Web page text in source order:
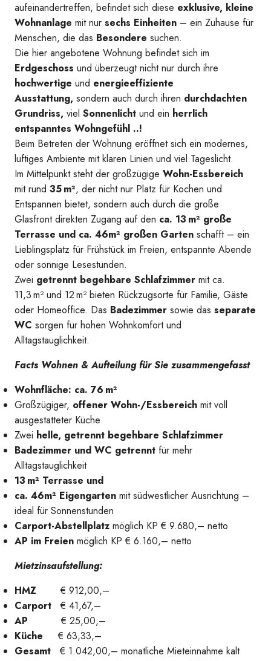
Ansicht Haus 1
aufeinandertreffen, befindet sich diese exklusive, kleine
Wohnanlage mit nur sechs Einheiten – ein Zuhause für
Menschen, die das Besondere suchen.
Die hier angebotene Wohnung befindet sich im
Erdgeschoss und überzeugt nicht nur durch ihre
hochwertige und energieeffiziente
Ausstattung, sondern auch durch ihren durchdachten
Grundriss, viel Sonnenlicht und ein herrlich
entspanntes Wohngefühl ..!
Beim Betreten der Wohnung eröffnet sich ein modernes,
luftiges Ambiente mit klaren Linien und viel Tageslicht.
Im Mittelpunkt steht der großzügige Wohn-Essbereich
mit rund 35 m², der nicht nur Platz für Kochen und
Entspannen bietet, sondern auch durch die große
Glasfront direkten Zugang auf den ca. 13 m² große
Terrasse und ca. 46m² großen Garten schafft – ein
Lieblingsplatz für Frühstück im Freien, entspannte Abende
oder sonnige Lesestunden.
Zwei getrennt begehbare Schlafzimmer mit ca.
11,3 m² und 12 m² bieten Rückzugsorte für Familie, Gäste
oder Homeoffice. Das Badezimmer sowie das separate
WC sorgen für hohen Wohnkomfort und
Alltagstauglichkeit.
Facts Wohnen & Aufteilung für Sie zusammengefasst
Wohnfläche: ca. 76 m²
Großzügiger, offener Wohn-/Essbereich mit voll
ausgestatteter Küche
Zwei helle, getrennt begehbare Schlafzimmer
Badezimmer und WC getrennt für mehr
Alltagstauglichkeit
13 m² Terrasse und
ca. 46m² Eigengarten mit südwestlicher Ausrichtung –
ideal für Sonnenstunden
Carport-Abstellplatz möglich KP € 9.680,– netto
AP im Freien möglich KP € 6.160,– netto
Mietzinsaufstellung:
HMZ € 912,00,–
Carport € 41,67,–
AP € 25,00,–
Küche € 63,33,–
Gesamt € 1.042,00,– monatliche Mieteinnahme kalt